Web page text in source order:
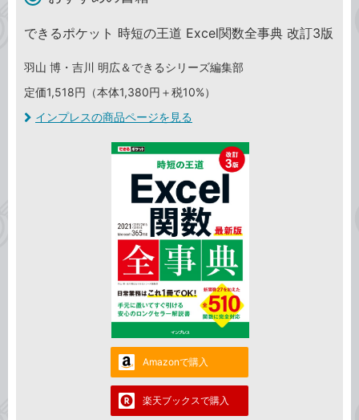
できるポケット 時短の王道 Excel関数全事典 改訂3版
羽山 博・吉川 明広＆できるシリーズ編集部
定価1,518円（本体1,380円＋税10%）
インプレスの商品ページを見る
Amazonで購入
楽天ブックスで購入